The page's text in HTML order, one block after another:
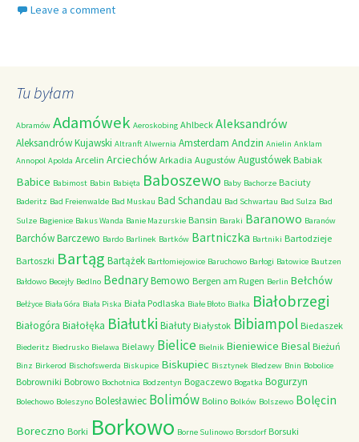
Leave a comment
Tu byłam
Abramów Adamówek Aeroskobing Ahlbeck Aleksandrów
Aleksandrów Kujawski Altranft Alwernia Amsterdam Andzin Anielin Anklam
Annopol Apolda Arcelin Arciechów Arkadia Augustów Augustówek Babiak
Babice Babimost Babin Babięta Baboszewo Baby Bachorze Baciuty
Baderitz Bad Freienwalde Bad Muskau Bad Schandau Bad Schwartau Bad Sulza Bad
Sulze Bagienice Bakus Wanda Banie Mazurskie Bansin Baraki Baranowo Baranów
BarchówBarczewo Bardo Barlinek Bartków Bartniczka Bartniki Bartodzieje
Bartoszki Bartąg Bartążek Bartłomiejowice Baruchowo Barłogi Batowice Bautzen
Bałdowo Becejły Bedlno BednaryBemowo Bergen am Rugen Berlin Bełchów
Bełżyce Biała Góra Biała Piska Biała Podlaska Białe Błoto Białka Białobrzegi
Białogóra Białołęka Białutki Białuty Białystok Bibiampol Biedaszek
Biederitz Biedrusko Bielawa Bielawy Bielice Bielnik Bieniewice Biesal Bieżuń
Binz Birkerod Bischofswerda Biskupice Biskupiec Bisztynek Bledzew Bnin Bobolice
Bobrowniki Bobrowo Bochotnica Bodzentyn Bogaczewo Bogatka Bogurzyn
Bolechowo Boleszyno Bolesławiec Bolimów Bolino Bolków Bolszewo Bolęcin
Boreczno Borki Borkowo Borne Sulinowo Borsdorf Borsuki